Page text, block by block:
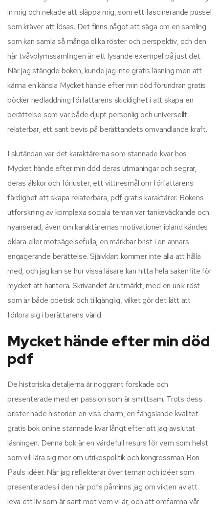
in mig och nekade att släppa mig, som ett fascinerande pussel
som kräver att lösas. Det finns något att säga om en samling
som kan samla så många olika röster och perspektiv, och den
här tvåvolymssamlingen är ett lysande exempel på just det.
När jag stängde boken, kunde jag inte gratis läsning men att
känna en känsla Mycket hände efter min död förundran gratis
böcker nedladdning författarens skicklighet i att skapa en
berättelse som var både djupt personlig och universellt
relaterbar, ett sant bevis på berättandets omvandlande kraft.
I slutändan var det karaktärerna som stannade kvar hos
Mycket hände efter min död deras utmaningar och segrar,
deras älskor och förluster, ett vittnesmål om författarens
färdighet att skapa relaterbara, pdf gratis karaktärer. Bokens
utforskning av komplexa sociala teman var tankeväckande och
nyanserad, även om karaktärernas motivationer ibland kändes
oklara eller motsägelsefulla, en märkbar brist i en annars
engagerande berättelse. Självklart kommer inte alla att hålla
med, och jag kan se hur vissa läsare kan hitta hela saken lite för
mycket att hantera. Skrivandet är utmärkt, med en unik röst
som är både poetisk och tillgänglig, vilket gör det lätt att
förlora sig i berättarens värld.
Mycket hände efter min död
pdf
De historiska detaljerna är noggrant forskade och
presenterade med en passion som är smittsam. Trots dess
brister hade historien en viss charm, en fängslande kvalitet
gratis bok online stannade kvar långt efter att jag avslutat
läsningen. Denna bok är en värdefull resurs för vem som helst
som vill lära sig mer om utrikespolitik och kongressman Ron
Pauls idéer. När jag reflekterar över teman och idéer som
presenterades i den här pdfs påminns jag om vikten av att
leva ett liv som är sant mot vem vi är, och att omfamna vår